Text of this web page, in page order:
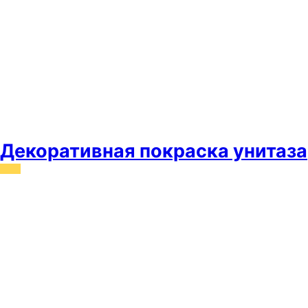
Декоративная покраска унитаза